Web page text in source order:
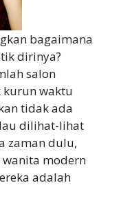
bagaimana
dirinya?
salon
kurun waktu
tidak ada
dilihat-lihat
zaman dulu,
modern
adalah